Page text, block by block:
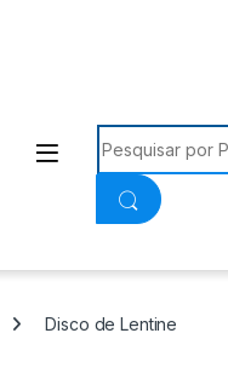
Procurar:
Disco de Lentine